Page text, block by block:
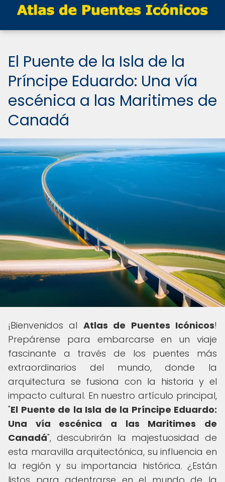
El Puente de la Isla de la
Príncipe Eduardo: Una vía
escénica a las Maritimes de
Canadá
¡Bienvenidos al Atlas de Puentes Icónicos!
Prepárense para embarcarse en un viaje
fascinante a través de los puentes más
extraordinarios del mundo, donde la
arquitectura se fusiona con la historia y el
impacto cultural. En nuestro artículo principal,
"El Puente de la Isla de la Príncipe Eduardo:
Una vía escénica a las Maritimes de
Canadá", descubrirán la majestuosidad de
esta maravilla arquitectónica, su influencia en
la región y su importancia histórica. ¿Están